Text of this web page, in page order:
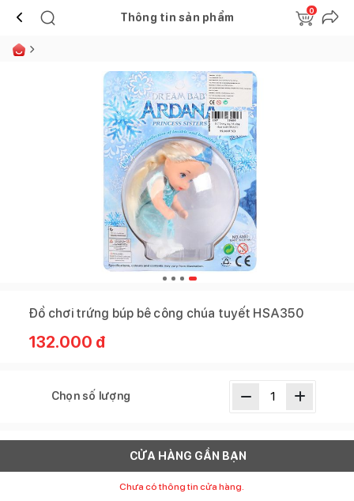
Thông tin sản phẩm
0
Đồ chơi trứng búp bê công chúa tuyết HSA350
132.000 đ
Chọn số lượng
CỬA HÀNG GẦN BẠN
Chưa có thông tin cửa hàng.